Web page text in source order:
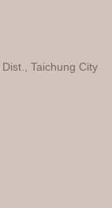
Taichung City